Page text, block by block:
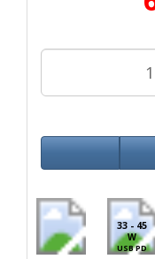
33 - 45
W
USB PD